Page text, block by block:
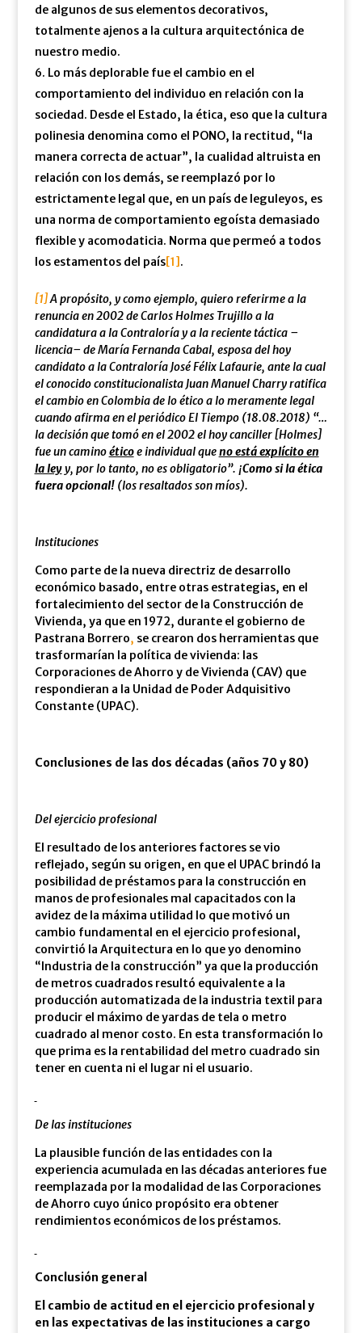
de algunos de sus elementos decorativos,
totalmente ajenos a la cultura arquitectónica de
nuestro medio.
Lo más deplorable fue el cambio en el
comportamiento del individuo en relación con la
sociedad. Desde el Estado, la ética, eso que la cultura
polinesia denomina como el PONO, la rectitud, “la
manera correcta de actuar”, la cualidad altruista en
relación con los demás, se reemplazó por lo
estrictamente legal que, en un país de leguleyos, es
una norma de comportamiento egoísta demasiado
flexible y acomodaticia. Norma que permeó a todos
los estamentos del país[1].
[1]A propósito, y como ejemplo, quiero referirme a la
renuncia en 2002 de Carlos Holmes Trujillo a la
candidatura a la Contraloría y a la reciente táctica –
licencia– de María Fernanda Cabal, esposa del hoy
candidato a la Contraloría José Félix Lafaurie, ante la cual
el conocido constitucionalista Juan Manuel Charry ratifica
el cambio en Colombia de lo ético a lo meramente legal
cuando afirma en el periódico El Tiempo (18.08.2018) “…
la decisión que tomó en el 2002 el hoy canciller [Holmes]
fue un caminoéticoe individual queno está explícito en
la leyy, por lo tanto, no es obligatorio”. ¡Como si la ética
fuera opcional!(los resaltados son míos).
Instituciones
Como parte de la nueva directriz de desarrollo
económico basado, entre otras estrategias, en el
fortalecimiento del sector de la Construcción de
Vivienda, ya que en 1972, durante el gobierno de
Pastrana Borrero, se crearon dos herramientas que
trasformarían la política de vivienda: las
Corporaciones de Ahorro y de Vivienda (CAV) que
respondieran a la Unidad de Poder Adquisitivo
Constante (UPAC).
Conclusiones de las dos décadas (años 70 y 80)
Del ejercicio profesional
El resultado de los anteriores factores se vio
reflejado, según su origen, en que el UPAC brindó la
posibilidad de préstamos para la construcción en
manos de profesionales mal capacitados con la
avidez de la máxima utilidad lo que motivó un
cambio fundamental en el ejercicio profesional,
convirtió la Arquitectura en lo que yo denomino
“Industria de la construcción” ya que la producción
de metros cuadrados resultó equivalente a la
producción automatizada de la industria textil para
producir el máximo de yardas de tela o metro
cuadrado al menor costo. En esta transformación lo
que prima es la rentabilidad del metro cuadrado sin
tener en cuenta ni el lugar ni el usuario.
De las instituciones
La plausible función de las entidades con la
experiencia acumulada en las décadas anteriores fue
reemplazada por la modalidad de las Corporaciones
de Ahorro cuyo único propósito era obtener
rendimientos económicos de los préstamos.
Conclusión general
El cambio de actitud en el ejercicio profesional y
en las expectativas de las instituciones a cargo